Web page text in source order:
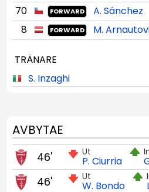
70
FORWARD
A. Sánchez
8
FORWARD M.
TRÄNARE
S. Inzaghi
AVBYTAE
Ut
P. Ciurria
46'
Ut
W. Bondo
46'